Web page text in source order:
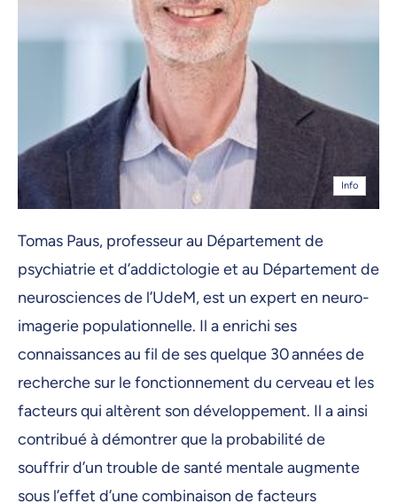
Info
Tomas Paus, professeur au Département de
psychiatrie et d’addictologie et au Département de
neurosciences de l’UdeM, est un expert en neuro-
imagerie populationnelle. Il a enrichi ses
connaissances au fil de ses quelque 30 années de
recherche sur le fonctionnement du cerveau et les
facteurs qui altèrent son développement. Il a ainsi
contribué à démontrer que la probabilité de
souffrir d’un trouble de santé mentale augmente
sous l’effet d’une combinaison de facteurs